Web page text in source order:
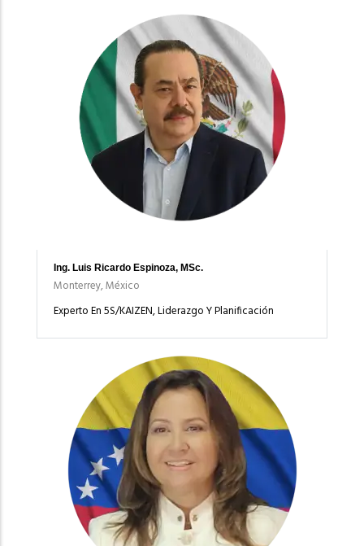
Ing. Luis Ricardo Espinoza, MSc.
Monterrey, México
Experto En 5S/KAIZEN, Liderazgo Y Planificación